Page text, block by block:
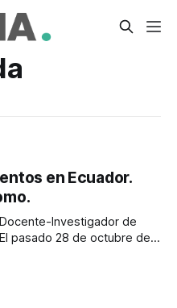
en Ecuador.
Investigador de
de niños en EE.UU.,